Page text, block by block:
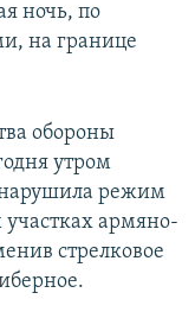
ночь, по
на границе
обороны
утром
нарушила режим
армяно-
стрелковое